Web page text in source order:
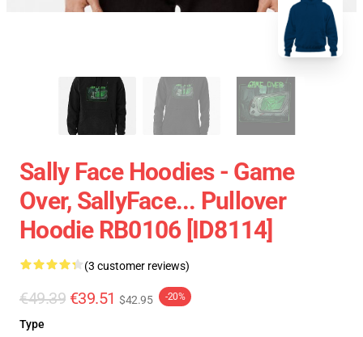
Sally Face Hoodies - Game
Over, SallyFace... Pullover
Hoodie RB0106 [ID8114]
(3 customer reviews)
€49.39 €39.51 $42.95 -20%
Type